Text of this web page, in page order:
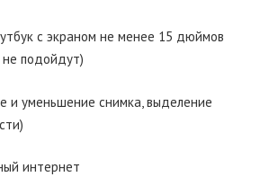
с экраном не менее 15 дюймов
подойдут)
и уменьшение снимка, выделение
интернет